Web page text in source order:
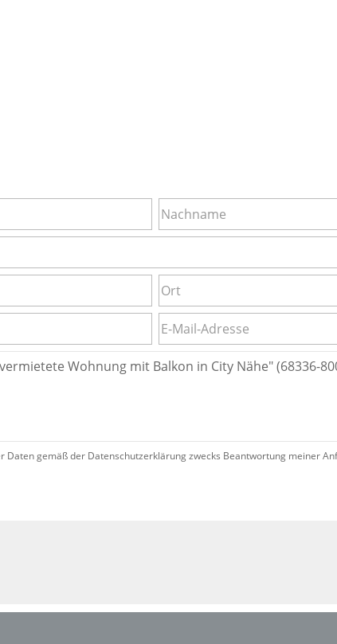
gemäß der Datenschutzerklärung zwecks Beantwortung meiner